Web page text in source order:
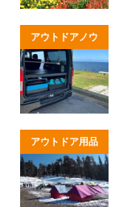
アウトドアノウ
ハウ
アウトドア用品